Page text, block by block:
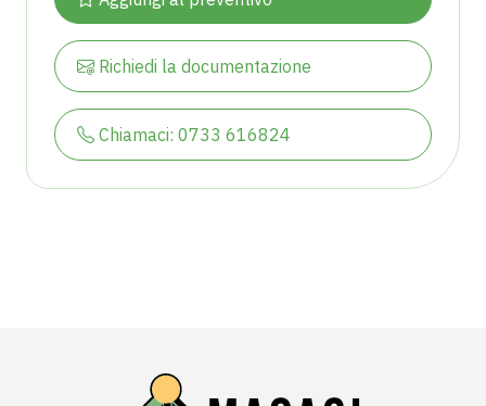
Richiedi la documentazione
Chiamaci: 0733 616824